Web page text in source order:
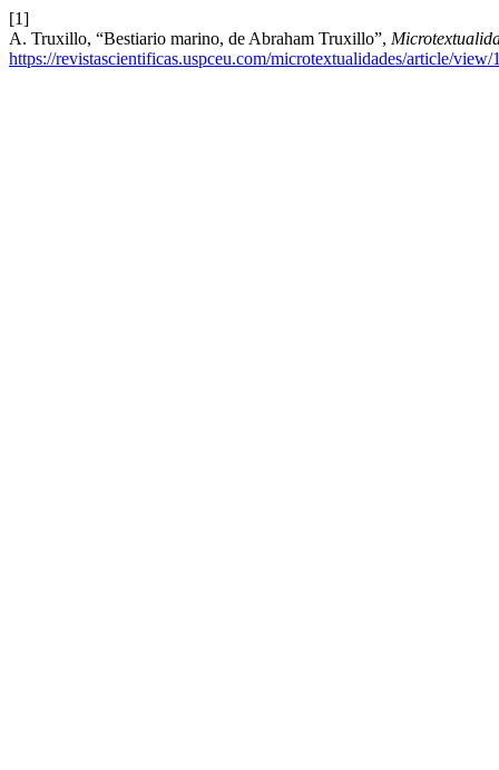
[1]
A. Truxillo, “Bestiario marino, de Abraham Truxillo”,
https://revistascientificas.uspceu.com/microtextualidades/article/view/